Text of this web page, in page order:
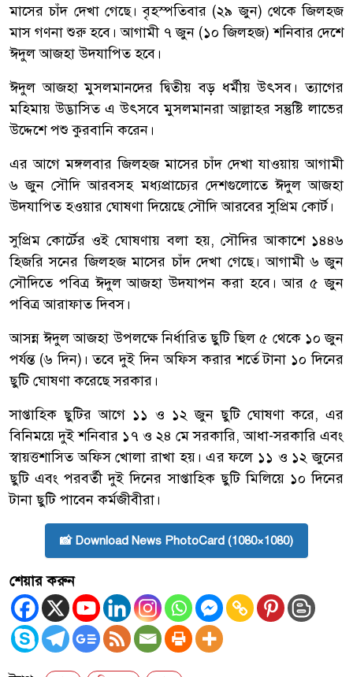
মাসের চাঁদ দেখা গেছে। বৃহস্পতিবার (২৯ জুন) থেকে জিলহজ
মাস গণনা শুরু হবে। আগামী ৭ জুন (১০ জিলহজ) শনিবার দেশে
ঈদুল আজহা উদযাপিত হবে।
ঈদুল আজহা মুসলমানদের দ্বিতীয় বড় ধর্মীয় উৎসব। ত্যাগের
মহিমায় উদ্ভাসিত এ উৎসবে মুসলমানরা আল্লাহর সন্তুষ্টি লাভের
উদ্দেশে পশু কুরবানি করেন।
এর আগে মঙ্গলবার জিলহজ মাসের চাঁদ দেখা যাওয়ায় আগামী
৬ জুন সৌদি আরবসহ মধ্যপ্রাচ্যের দেশগুলোতে ঈদুল আজহা
উদযাপিত হওয়ার ঘোষণা দিয়েছে সৌদি আরবের সুপ্রিম কোর্ট।
সুপ্রিম কোর্টের ওই ঘোষণায় বলা হয়, সৌদির আকাশে ১৪৪৬
হিজরি সনের জিলহজ মাসের চাঁদ দেখা গেছে। আগামী ৬ জুন
সৌদিতে পবিত্র ঈদুল আজহা উদযাপন করা হবে। আর ৫ জুন
পবিত্র আরাফাত দিবস।
আসন্ন ঈদুল আজহা উপলক্ষে নির্ধারিত ছুটি ছিল ৫ থেকে ১০ জুন
পর্যন্ত (৬ দিন)। তবে দুই দিন অফিস করার শর্তে টানা ১০ দিনের
ছুটি ঘোষণা করেছে সরকার।
সাপ্তাহিক ছুটির আগে ১১ ও ১২ জুন ছুটি ঘোষণা করে, এর
বিনিময়ে দুই শনিবার ১৭ ও ২৪ মে সরকারি, আধা-সরকারি এবং
স্বায়ত্তশাসিত অফিস খোলা রাখা হয়। এর ফলে ১১ ও ১২ জুনের
ছুটি এবং পরবর্তী দুই দিনের সাপ্তাহিক ছুটি মিলিয়ে ১০ দিনের
টানা ছুটি পাবেন কর্মজীবীরা।
📸 Download News PhotoCard (1080×1080)
শেয়ার করুন